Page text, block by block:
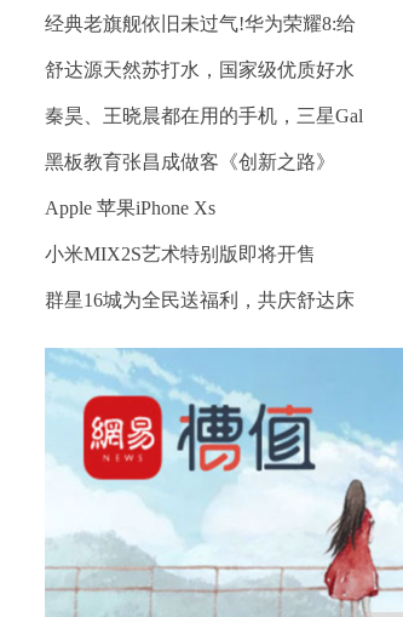
经典老旗舰依旧未过气!华为荣耀8:给
舒达源天然苏打水，国家级优质好水
秦昊、王晓晨都在用的手机，三星Gal
黑板教育张昌成做客《创新之路》
Apple 苹果iPhone Xs
小米MIX2S艺术特别版即将开售
群星16城为全民送福利，共庆舒达床